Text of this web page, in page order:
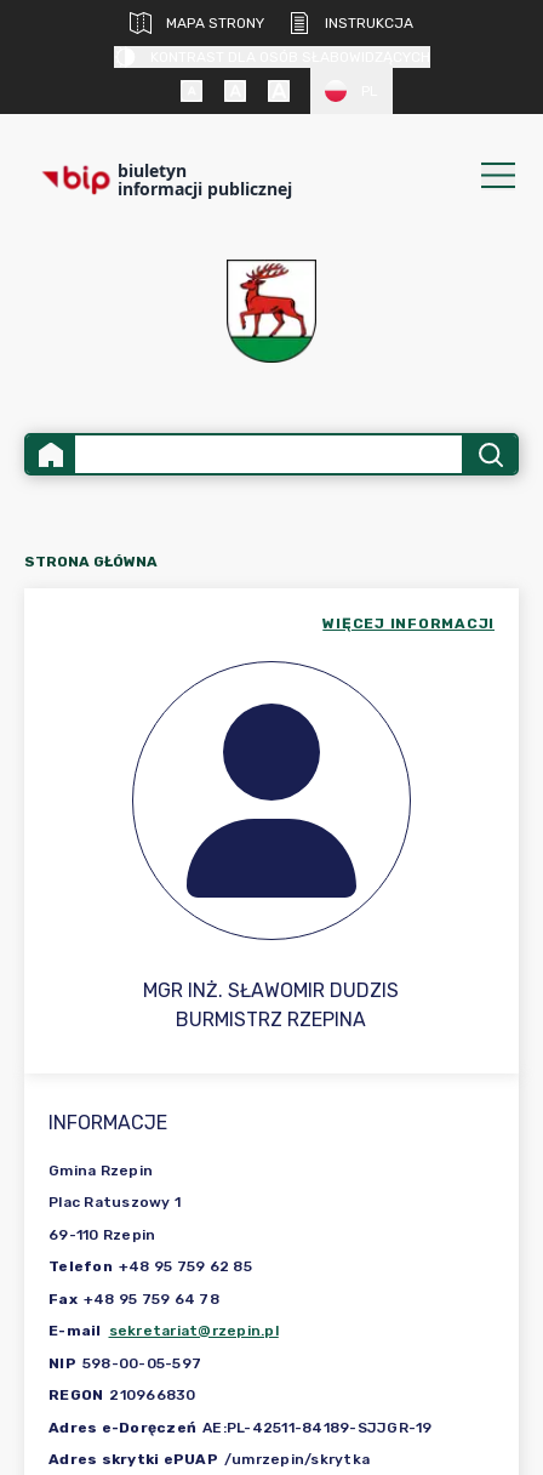
MAPA STRONY
INSTRUKCJA
biuletyn
informacji publicznej
STRONA GŁÓWNA
MGR INŻ. SŁAWOMIR DUDZIS
WIĘCEJ INFORMACJI
BURMISTRZ RZEPINA
INFORMACJE
Gmina Rzepin
Plac Ratuszowy 1
69-110 Rzepin
Telefon +48 95 759 62 85
Fax +48 95 759 64 78
E-mail
sekretariat@rzepin.pl
NIP 598-00-05-597
REGON 210966830
Adres e-Doręczeń AE:PL-42511-84189-SJJGR-19
Adres skrytki ePUAP /umrzepin/skrytka